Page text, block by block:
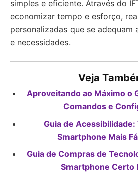
simples e eficiente. Através do
economizar tempo e esforço,
personalizadas que se adequam
e necessidades.
Veja
Aproveitando ao Máximo o
Comandos e
Guia de Acessibilidade:
Smartphone Mais
Guia de Compras de
Smartphone Certo